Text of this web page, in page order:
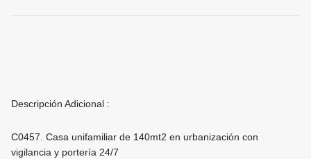
Descripción Adicional :
C0457. Casa unifamiliar de 140mt2 en urbanización con
vigilancia y portería 24/7